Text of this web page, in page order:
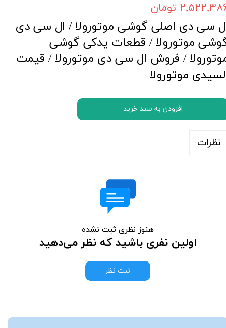
تومان
سی دی اصلی گوشی موتورولا / ال سی دی
موتورولا / قطعات یدکی گوشی
/ فروش ال سی دی موتورولا / قیمت
موتورولا
افزودن به سبد خرید
نظرات
هنوز نظری ثبت نشده
اولین نفری باشید که نظر می‌دهید
ثبت نظر